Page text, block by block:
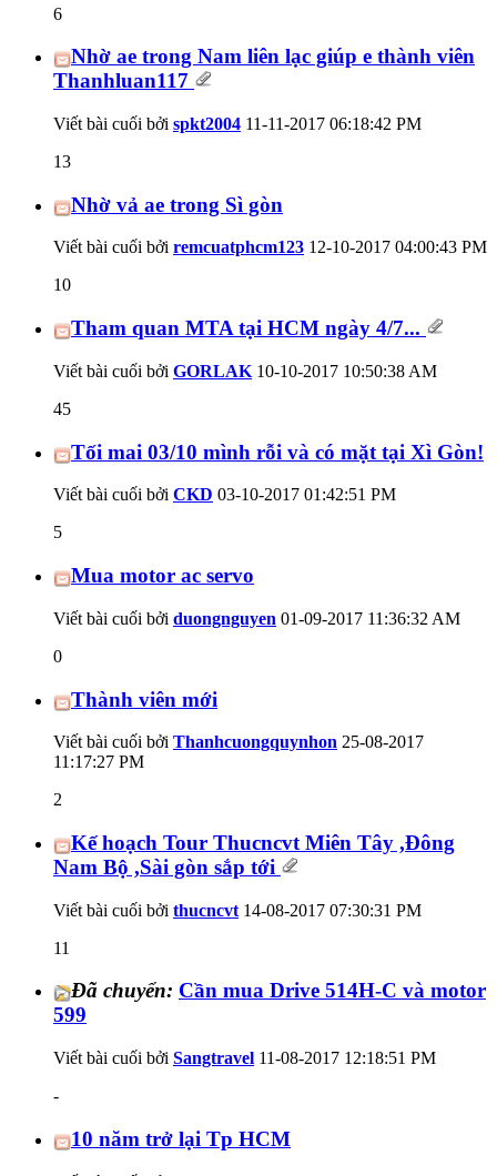
6
Nhờ ae trong Nam liên lạc giúp e thành viên
Thanhluan117
Viết bài cuối bởi spkt2004 11-11-2017 06:18:42 PM
13
Nhờ vả ae trong Sì gòn
Viết bài cuối bởi remcuatphcm123 12-10-2017 04:00:43 PM
10
Tham quan MTA tại HCM ngày 4/7...
Viết bài cuối bởi GORLAK 10-10-2017 10:50:38 AM
45
Tối mai 03/10 mình rỗi và có mặt tại Xì Gòn!
Viết bài cuối bởi CKD 03-10-2017 01:42:51 PM
5
Mua motor ac servo
Viết bài cuối bởi duongnguyen 01-09-2017 11:36:32 AM
0
Thành viên mới
Viết bài cuối bởi Thanhcuongquynhon 25-08-2017
11:17:27 PM
2
Kế hoạch Tour Thucncvt Miên Tây ,Đông
Nam Bộ ,Sài gòn sắp tới
Viết bài cuối bởi thucncvt 14-08-2017 07:30:31 PM
11
Đã chuyển: Cần mua Drive 514H-C và motor
599
Viết bài cuối bởi Sangtravel 11-08-2017 12:18:51 PM
-
10 năm trở lại Tp HCM